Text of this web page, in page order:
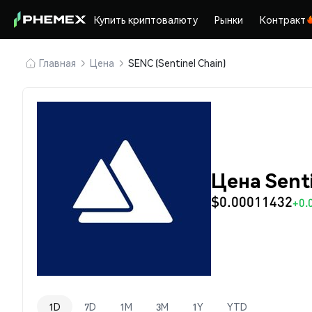
Купить криптовалюту Рынки Контракт
Главная Цена SENC (Sentinel Chain)
Цена
$0.00011432
1D 7D 1M 3M 1Y YTD